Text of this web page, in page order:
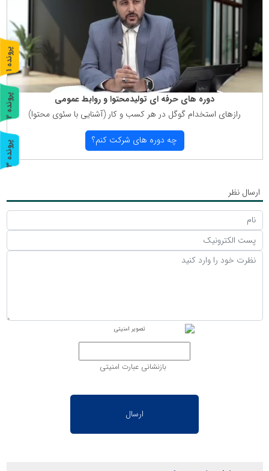
دوره های حرفه ای تولیدمحتوا و روابط عمومی
رازهای استخدام گوگل در هر كسب و كار (آشنایی با سئوی محتوا)
چه دوره های شركت كنم؟
ارسال نظر
بازنشانی عبارت امنیتی
پ
ر
و
ن
د
ه
1
پ
ر
و
ن
د
ه
2
پ
ر
و
ن
د
ه
3